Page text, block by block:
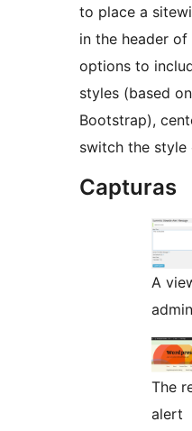
to place a
in the header
options to
styles (based
Bootstrap),
switch the style
Capturas
A
The
alert